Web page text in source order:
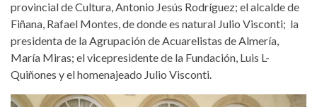
provincial de Cultura, Antonio Jesús Rodríguez; el alcalde de
Fiñana, Rafael Montes, de donde es natural Julio Visconti; la
presidenta de la Agrupación de Acuarelistas de Almería,
María Miras; el vicepresidente de la Fundación, Luis L-
Quiñones y el homenajeado Julio Visconti.